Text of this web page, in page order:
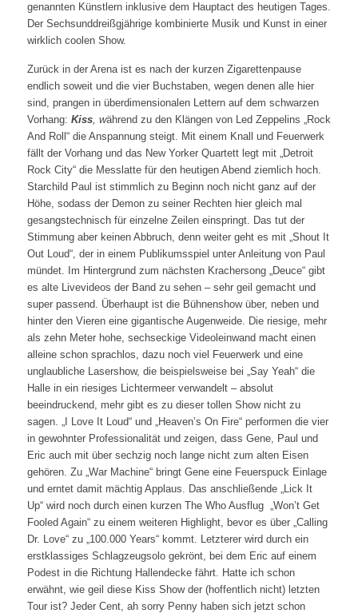
genannten Künstlern inklusive dem Hauptact des heutigen Tages.
Der Sechsunddreißgjährige kombinierte Musik und Kunst in einer
wirklich coolen Show.
Zurück in der Arena ist es nach der kurzen Zigarettenpause
endlich soweit und die vier Buchstaben, wegen denen alle hier
sind, prangen in überdimensionalen Lettern auf dem schwarzen
Vorhang: Kiss, während zu den Klängen von Led Zeppelins „Rock
And Roll“ die Anspannung steigt. Mit einem Knall und Feuerwerk
fällt der Vorhang und das New Yorker Quartett legt mit „Detroit
Rock City“ die Messlatte für den heutigen Abend ziemlich hoch.
Starchild Paul ist stimmlich zu Beginn noch nicht ganz auf der
Höhe, sodass der Demon zu seiner Rechten hier gleich mal
gesangstechnisch für einzelne Zeilen einspringt. Das tut der
Stimmung aber keinen Abbruch, denn weiter geht es mit „Shout It
Out Loud“, der in einem Publikumsspiel unter Anleitung von Paul
mündet. Im Hintergrund zum nächsten Krachersong „Deuce“ gibt
es alte Livevideos der Band zu sehen – sehr geil gemacht und
super passend. Überhaupt ist die Bühnenshow über, neben und
hinter den Vieren eine gigantische Augenweide. Die riesige, mehr
als zehn Meter hohe, sechseckige Videoleinwand macht einen
alleine schon sprachlos, dazu noch viel Feuerwerk und eine
unglaubliche Lasershow, die beispielsweise bei „Say Yeah“ die
Halle in ein riesiges Lichtermeer verwandelt – absolut
beeindruckend, mehr gibt es zu dieser tollen Show nicht zu
sagen. „I Love It Loud“ und „Heaven’s On Fire“ performen die vier
in gewohnter Professionalität und zeigen, dass Gene, Paul und
Eric auch mit über sechzig noch lange nicht zum alten Eisen
gehören. Zu „War Machine“ bringt Gene eine Feuerspuck Einlage
und erntet damit mächtig Applaus. Das anschließende „Lick It
Up“ wird noch durch einen kurzen The Who Ausflug „Won’t Get
Fooled Again“ zu einem weiteren Highlight, bevor es über „Calling
Dr. Love“ zu „100.000 Years“ kommt. Letzterer wird durch ein
erstklassiges Schlagzeugsolo gekrönt, bei dem Eric auf einem
Podest in die Richtung Hallendecke fährt. Hatte ich schon
erwähnt, wie geil diese Kiss Show der (hoffentlich nicht) letzten
Tour ist? Jeder Cent, ah sorry Penny haben sich jetzt schon